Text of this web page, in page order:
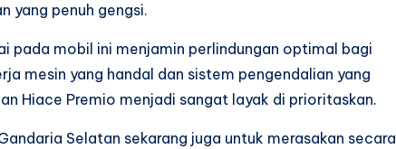
yang penuh gengsi.
pada mobil ini menjamin perlindungan optimal bagi
mesin yang handal dan sistem pengendalian yang
Hiace Premio menjadi sangat layak di prioritaskan.
Selatan sekarang juga untuk merasakan secara